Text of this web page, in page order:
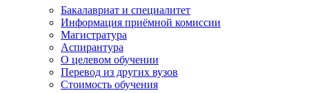
Бакалавриат и специалитет
Информация приёмной комиссии
Магистратура
Аспирантура
О целевом обучении
Перевод из других вузов
Стоимость обучения